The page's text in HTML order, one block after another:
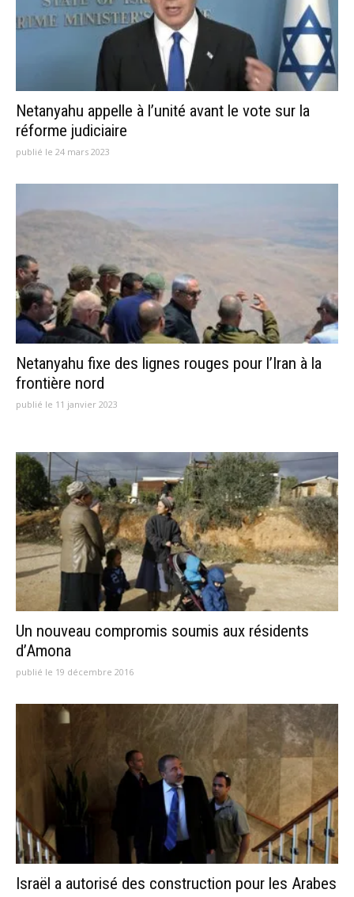
Netanyahu appelle à l’unité avant le vote sur la
réforme judiciaire
publié le 24 mars 2023
Netanyahu fixe des lignes rouges pour l’Iran à la
frontière nord
publié le 11 janvier 2023
Un nouveau compromis soumis aux résidents
d’Amona
publié le 19 décembre 2016
Israël a autorisé des construction pour les Arabes